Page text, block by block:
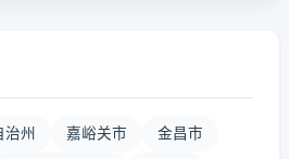
州 嘉峪关市 金昌市